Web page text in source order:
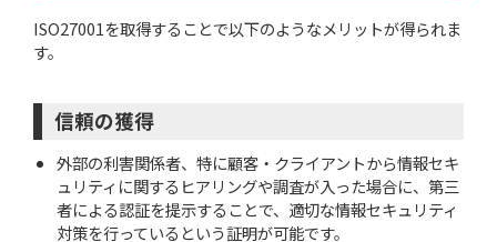
ISO27001を取得することで以下のようなメリットが得られま
す。
信頼の獲得
外部の利害関係者、特に顧客・クライアントから情報セキ
ュリティに関するヒアリングや調査が入った場合に、第三
者による認証を提示することで、適切な情報セキュリティ
対策を行っているという証明が可能です。